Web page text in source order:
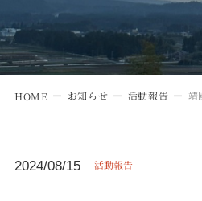
HOME お知らせ 活動報告 靖
2024/08/15 活動報告